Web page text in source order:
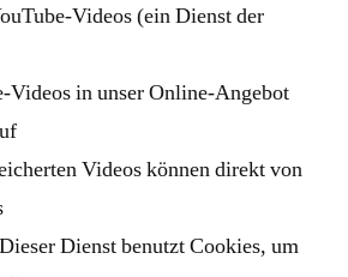
Videos (ein Dienst der
Videos in unser Online-Angebot
Videos können direkt von
Dienst benutzt Cookies, um